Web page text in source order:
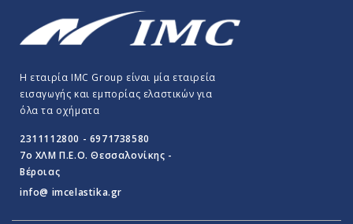
Η εταιρία IMC Group είναι μία εταιρεία
εισαγωγής και εμπορίας ελαστικών για
όλα τα οχήματα
2311112800 - 6971738580
7o ΧΛΜ Π.E.O. Θεσσαλονίκης -
Βέροιας
info@ imcelastika.gr